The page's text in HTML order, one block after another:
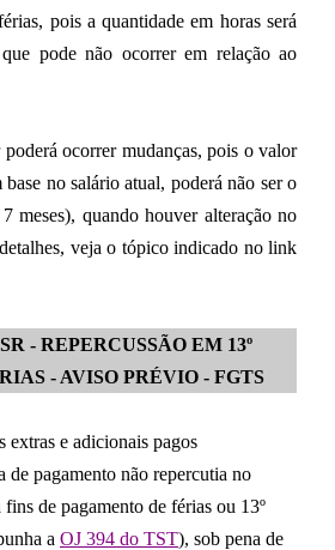
pois a quantidade em horas será
pode não ocorrer em relação ao
ocorrer mudanças, pois o valor
no salário atual, poderá não ser o
meses), quando houver alteração no
veja o tópico indicado no link
- REPERCUSSÃO EM 13º
- AVISO PRÉVIO - FGTS
extras e adicionais pagos
de pagamento não repercutia no
de pagamento de férias ou 13º
a OJ 394 do TST), sob pena de